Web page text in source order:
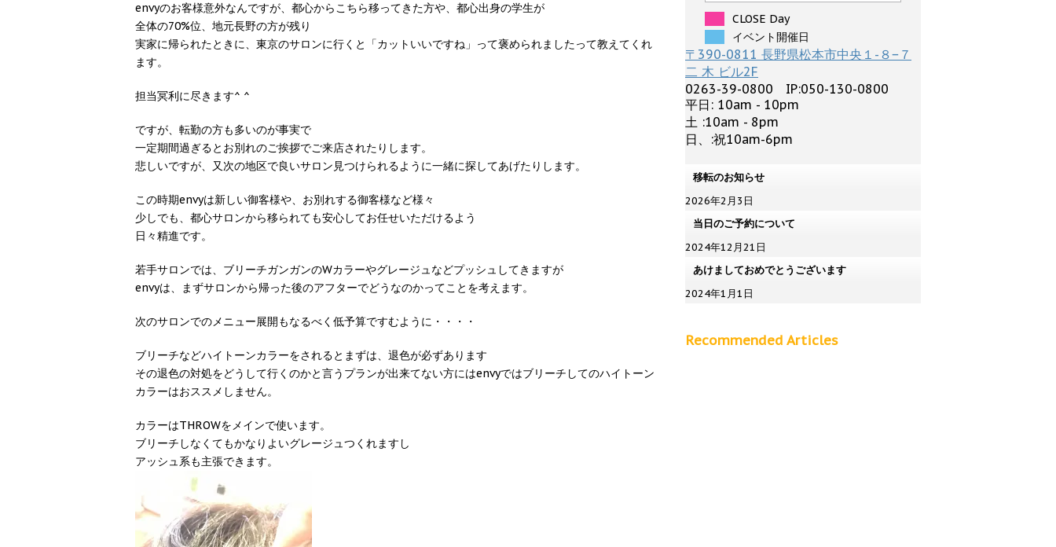
envyのお客様意外なんですが、都心からこちら移ってきた方や、都心出身の学生が
全体の70%位、地元長野の方が残り
実家に帰られたときに、東京のサロンに行くと「カットいいですね」って褒められましたって教えてくれ
ます。
担当冥利に尽きます^ ^
ですが、転勤の方も多いのが事実で
一定期間過ぎるとお別れのご挨拶でご来店されたりします。
悲しいですが、又次の地区で良いサロン見つけられるように一緒に探してあげたりします。
この時期envyは新しい御客様や、お別れする御客様など様々
少しでも、都心サロンから移られても安心してお任せいただけるよう
日々精進です。
若手サロンでは、ブリーチガンガンのWカラーやグレージュなどプッシュしてきますが
envyは、まずサロンから帰った後のアフターでどうなのかってことを考えます。
次のサロンでのメニュー展開もなるべく低予算ですむように・・・・
ブリーチなどハイトーンカラーをされるとまずは、退色が必ずあります
その退色の対処をどうして行くのかと言うプランが出来てない方にはenvyではブリーチしてのハイトーン
カラーはおススメしません。
カラーはTHROWをメインで使います。
ブリーチしなくてもかなりよいグレージュつくれますし
アッシュ系も主張できます。
CLOSE Day
イベント開催日
〒390-0811 長野県松本市中央１-８−７
二 木 ビル2F
0263-39-0800 IP:050-130-0800
平日: 10am - 10pm
土 :10am - 8pm
日、:祝10am-6pm
移転のお知らせ
2026年2月3日
当日のご予約について
2024年12月21日
あけましておめでとうございます
2024年1月1日
Recommended Articles